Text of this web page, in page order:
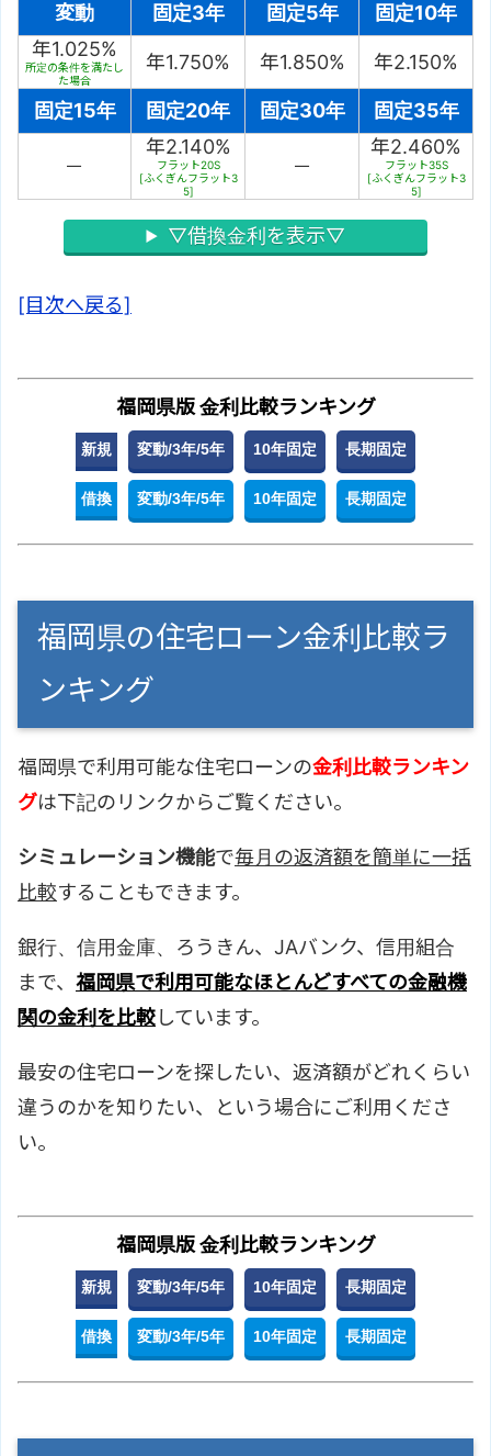
変動 固定3年 固定5年
固定10年
年1.025%
所定の条件を満たし
た場合
年1.750% 年1.850% 年2.150%
固定15年 固定20年 固定30年 固定35年
－
年2.140%
フラット20S
[ふくぎんフラット3
5]
－
年2.460%
フラット35S
[ふくぎんフラット3
5]
▽借換金利を表示▽
[目次へ戻る]
福岡県版 金利比較ランキング
新規 変動/3年/5年 10年固定 長期固定
借換 変動/3年/5年 10年固定 長期固定
福岡県の住宅ローン金利比較ラ
ンキング
福岡県で利用可能な住宅ローンの金利比較ランキン
グは下記のリンクからご覧ください。
シミュレーション機能で毎月の返済額を簡単に一括
比較することもできます。
銀行、信用金庫、ろうきん、JAバンク、信用組合
まで、 福岡県で利用可能なほとんどすべての金融機
関の金利を比較しています。
最安の住宅ローンを探したい、返済額がどれくらい
違うのかを知りたい、という場合にご利用くださ
い。
福岡県版 金利比較ランキング
新規 変動/3年/5年 10年固定 長期固定
借換 変動/3年/5年 10年固定 長期固定